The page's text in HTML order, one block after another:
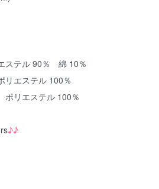
ステル 90％ 綿 10％
エステル 100％
リエステル 100％
♪♪